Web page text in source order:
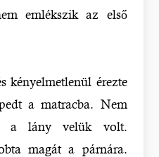
emlékszik az első
kényelmetlenül érezte
a matracba. Nem
a lány velük volt.
magát a párnára.